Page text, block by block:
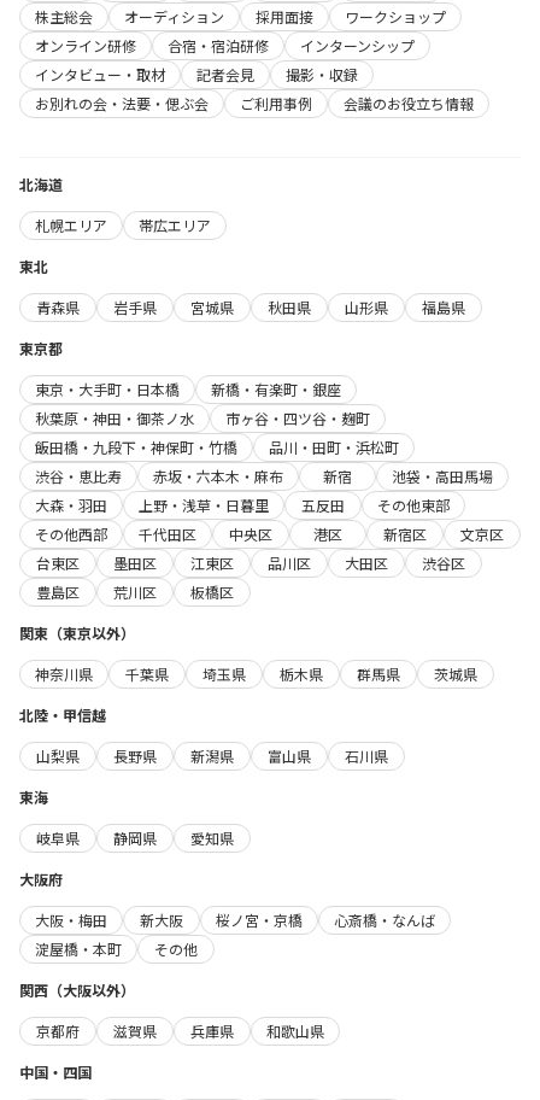
株主総会
オーディション 採用面接
ワークショップ
オンライン研修
合宿・宿泊研修
インターンシップ
インタビュー・取材
記者会見
撮影・収録
お別れの会・法要・偲ぶ会
ご利用事例 会議のお役立ち情報
北海道
札幌エリア
帯広エリア
東北
青森県
岩手県 宮城県 秋田県 山形県
福島県
東京都
東京・大手町・日本橋
新橋・有楽町・銀座
秋葉原・神田・御茶ノ水
市ヶ谷・四ツ谷・麹町
飯田橋・九段下・神保町・竹橋
品川・田町・浜松町
渋谷・恵比寿
赤坂・六本木・麻布 新宿
池袋・高田馬場
大森・羽田
上野・浅草・日暮里 五反田
その他東部
その他西部
千代田区 中央区 港区 新宿区
文京区
台東区
墨田区 江東区 品川区 大田区
渋谷区
豊島区
荒川区
板橋区
関東（東京以外）
神奈川県
千葉県 埼玉県 栃木県 群馬県
茨城県
北陸・甲信越
山梨県
長野県 新潟県 富山県
石川県
東海
岐阜県
静岡県
愛知県
大阪府
大阪・梅田
新大阪 桜ノ宮・京橋
心斎橋・なんば
淀屋橋・本町
その他
関西（大阪以外）
京都府
滋賀県 兵庫県
和歌山県
中国・四国